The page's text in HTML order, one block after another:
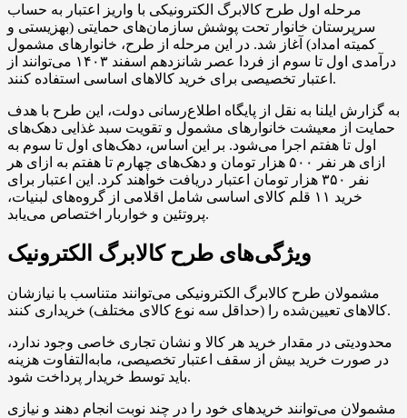
مرحله اول طرح کالابرگ الکترونیکی با واریز اعتبار به حساب
سرپرستان خانوار تحت پوشش سازمان‌های حمایتی (بهزیستی و
کمیته امداد) آغاز شد. در این مرحله از طرح، خانوار‌های مشمول
درآمدی اول تا سوم از فردا عصر شانزدهم اسفند ۱۴۰۳ می‌توانند از
اعتبار تخصیصی برای خرید کالا‌های اساسی استفاده کنند.
به گزارش ایلنا به نقل از پایگاه اطلاع‌رسانی دولت، این طرح با هدف
حمایت از معیشت خانوار‌های مشمول و تقویت سبد غذایی دهک‌های
اول تا هفتم اجرا می‌شود. بر این اساس، دهک‌های اول تا سوم به
ازای هر نفر ۵۰۰ هزار تومان و دهک‌های چهارم تا هفتم به ازای هر
نفر ۳۵۰ هزار تومان اعتبار دریافت خواهند کرد. این اعتبار برای
خرید ۱۱ قلم کالای اساسی شامل اقلامی از گروه‌های لبنیات،
پروتئین و خواربار اختصاص می‌یابد.
ویژگی‌های طرح کالابرگ الکترونیک
مشمولان طرح کالابرگ الکترونیکی می‌توانند متناسب با نیازشان
کالا‌های تعیین‌شده را (حداقل سه نوع کالای مختلف) خریداری کنند.
محدودیتی در مقدار خرید هر کالا و نشان تجاری خاصی وجود ندارد،
در صورت خرید بیش از سقف اعتبار تخصیصی، مابه‌التفاوت هزینه
باید توسط خریدار پرداخت شود.
مشمولان می‌توانند خرید‌های خود را در چند نوبت انجام دهند و نیازی